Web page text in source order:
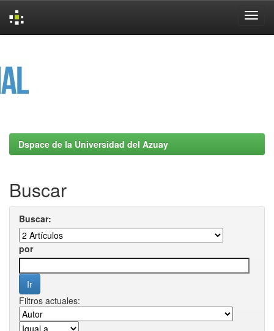
Dspace de la Universidad del Azuay
Buscar
Buscar:
por
Filtros actuales: